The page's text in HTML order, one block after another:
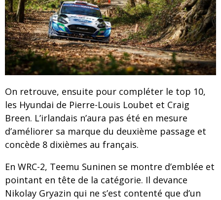
On retrouve, ensuite pour compléter le top 10,
les Hyundai de Pierre-Louis Loubet et Craig
Breen. L’irlandais n’aura pas été en mesure
d’améliorer sa marque du deuxième passage et
concède 8 dixièmes au français.
En WRC-2, Teemu Suninen se montre d’emblée et
pointant en tête de la catégorie. Il devance
Nikolay Gryazin qui ne s’est contenté que d’un